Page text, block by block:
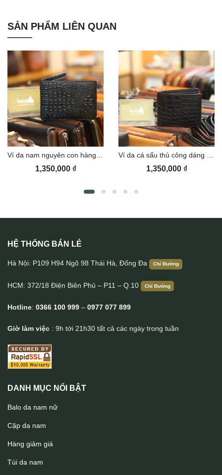
Ví nguyên con da cá sấu dáng đứng VCSTK012
SẢN PHẨM LIÊN QUAN
1,350,000 ₫ 1,350,000 ₫
HỆ THỐNG BÁN LẺ
Hà Nội: P109 H94 Ngõ 98 Thái Hà, Đống Đa Chỉ Đường
HCM: 372/18 Điện Biên Phủ – P11 – Q.10 Chỉ Đường
Hotline: 0366 100 999 – 0977 077 899
Giờ làm việc : 9h tới 21h30 tất cả các ngày trong tuần
DANH MỤC NỔI BẬT
Balo da nam nữ
Cặp da nam
Hàng giảm giá
Túi da nam